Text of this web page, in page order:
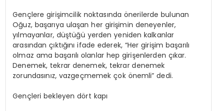
Gençlere girişimcilik noktasında önerilerde bulunan
Oğuz, başarıya ulaşan her girişimin deneyenler,
yılmayanlar, düştüğü yerden yeniden kalkanlar
arasından çıktığını ifade ederek, “Her girişim başarılı
olmaz ama başarılı olanlar hep girişenlerden çıkar.
Denemek, tekrar denemek, tekrar denemek
zorundasınız, vazgeçmemek çok önemli” dedi.
Gençleri bekleyen dört kapı